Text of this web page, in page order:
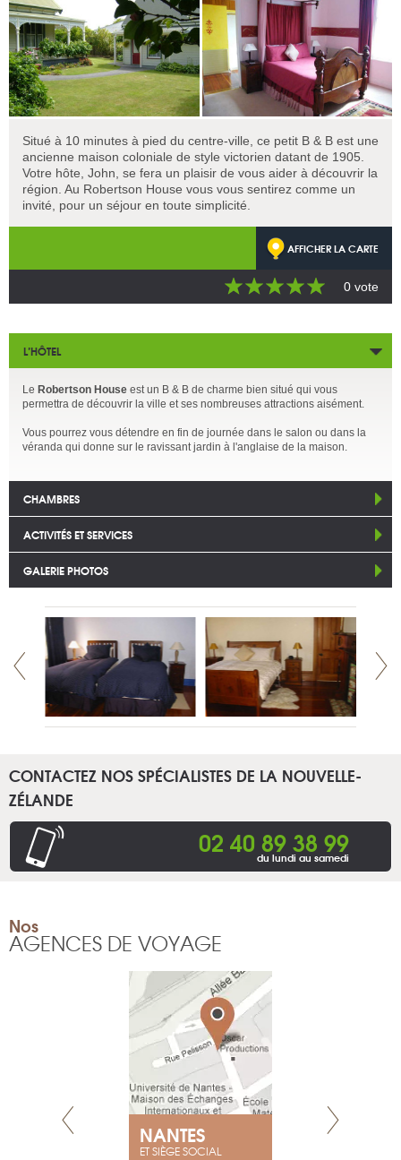
Situé à 10 minutes à pied du centre-ville, ce petit B & B est une
ancienne maison coloniale de style victorien datant de 1905.
Votre hôte, John, se fera un plaisir de vous aider à découvrir la
région. Au Robertson House vous vous sentirez comme un
invité, pour un séjour en toute simplicité.
AFFICHER LA CARTE
0 vote
L’HÔTEL
Le Robertson House est un B & B de charme bien situé qui vous
permettra de découvrir la ville et ses nombreuses attractions aisément.
Vous pourrez vous détendre en fin de journée dans le salon ou dans la
véranda qui donne sur le ravissant jardin à l'anglaise de la maison.
CHAMBRES
ACTIVITÉS ET SERVICES
GALERIE PHOTOS
CONTACTEZ NOS SPÉCIALISTES DE LA NOUVELLE-
ZÉLANDE
02 40 89 38 99
du lundi au samedi
Nos
AGENCES DE VOYAGE
NANTES
ET SIÈGE SOCIAL